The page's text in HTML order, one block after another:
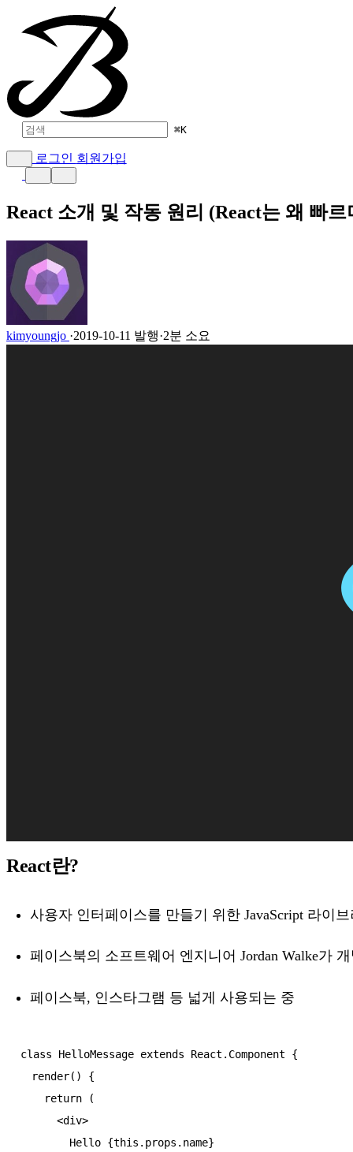
⌘K
로그인 회원가입
React 소개 및 작동 원리 (React는 왜 빠
kimyoungjo ·2019-10-11 발행·2분 소요
React란?
사용자 인터페이스를 만들기 위한 JavaScript 라이브
페이스북의 소프트웨어 엔지니어 Jordan Walke가
페이스북, 인스타그램 등 넓게 사용되는 중
class HelloMessage extends React.Component {